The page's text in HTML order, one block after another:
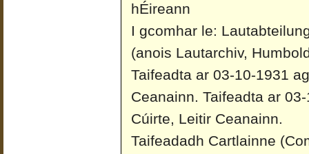
hÉireann
I gcomhar le:
(anois Lautarchiv,
Taifeadta ar 03-10-1931
Ceanainn. Taifeadta ar
Cúirte, Leitir Ceanainn.
Taifeadadh Cartlainne